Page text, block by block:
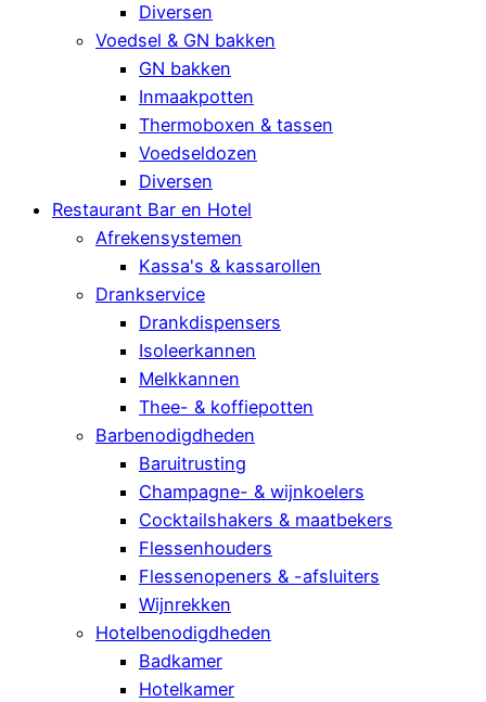
Diversen
Voedsel & GN bakken
GN bakken
Inmaakpotten
Thermoboxen & tassen
Voedseldozen
Diversen
Restaurant Bar en Hotel
Afrekensystemen
Kassa's & kassarollen
Drankservice
Drankdispensers
Isoleerkannen
Melkkannen
Thee- & koffiepotten
Barbenodigdheden
Baruitrusting
Champagne- & wijnkoelers
Cocktailshakers & maatbekers
Flessenhouders
Flessenopeners & -afsluiters
Wijnrekken
Hotelbenodigdheden
Badkamer
Hotelkamer